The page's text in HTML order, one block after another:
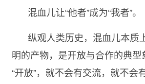
混血儿让“他者”成为“我者”。
纵观人类历史，混血儿本质
明的产物，是开放与合作的典
“开放”，就不会有交流，就不会